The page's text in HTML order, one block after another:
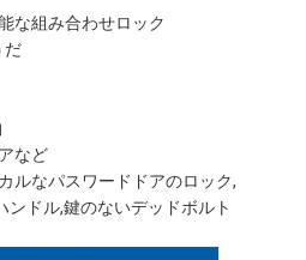
な組み合わせロック
だ
など
ルなパスワードドアのロック,
ンドル,鍵のないデッドボルト